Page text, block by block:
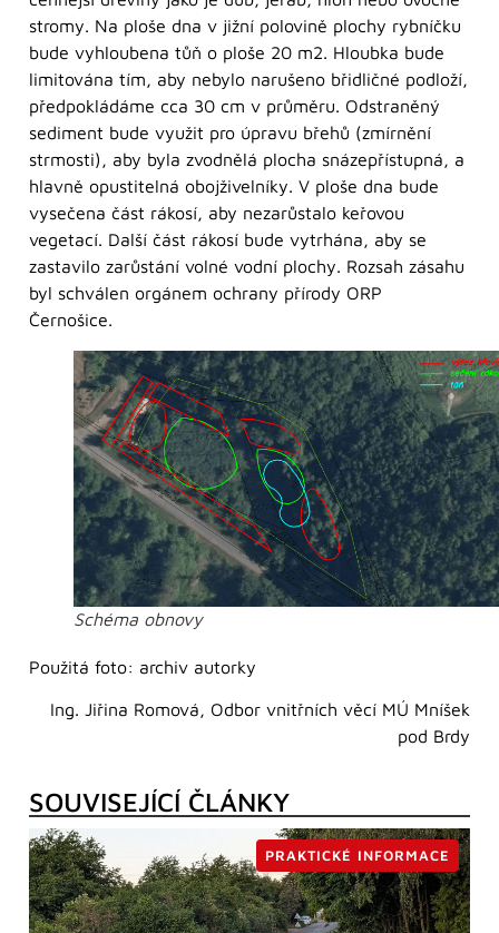
stromy. Na ploše dna v jižní polovině plochy rybníčku
bude vyhloubena tůň o ploše 20 m2. Hloubka bude
limitována tím, aby nebylo narušeno břidličné podloží,
předpokládáme cca 30 cm v průměru. Odstraněný
sediment bude využit pro úpravu břehů (zmírnění
strmosti), aby byla zvodnělá plocha snázepřístupná, a
hlavně opustitelná obojživelníky. V ploše dna bude
vysečena část rákosí, aby nezarůstalo keřovou
vegetací. Další část rákosí bude vytrhána, aby se
zastavilo zarůstání volné vodní plochy. Rozsah zásahu
byl schválen orgánem ochrany přírody ORP
Černošice.
Schéma obnovy
Použitá foto: archiv autorky
Ing. Jiřina Romová, Odbor vnitřních věcí MÚ Mníšek
pod Brdy
SOUVISEJÍCÍ ČLÁNKY
PRAKTICKÉ INFORMACE